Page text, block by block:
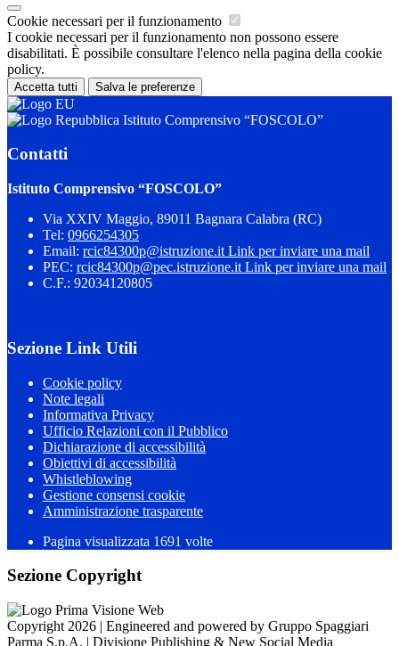
Cookie necessari per il funzionamento
I cookie necessari per il funzionamento non possono essere
disabilitati. È possibile consultare l'elenco nella pagina della cookie
policy.
Accetta tutti Salva le preferenze
Istituto Comprensivo “FOSCOLO”
Contatti
Istituto Comprensivo “FOSCOLO”
Via XXIV Maggio, 89011 Bagnara Calabra (RC)
Tel: 0966254305
Email: rcic84300p@istruzione.it Link per inviare una mail
PEC: rcic84300p@pec.istruzione.it Link per inviare una mail
C.F.: 92034120805
Sezione Link Utili
Cookie policy
Note legali
Informativa Privacy
Ufficio Relazioni con il Pubblico
Dichiarazione di accessibilità
Obiettivi di accessibilità
Whistleblowing
Gestione consensi cookie
Amministrazione trasparente
Pagina visualizzata 1691 volte
Sezione Copyright
Copyright 2026 | Engineered and powered by Gruppo Spaggiari
Parma S.p.A. | Divisione Publishing & New Social Media